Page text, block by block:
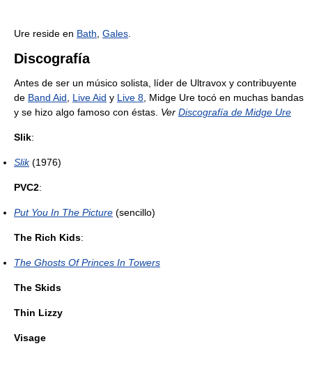
Ure reside en Bath Gales
Discografía
Antes de ser un músico solista, líder de Ultravox y contribuyente
de Band Aid Live Aid y Live 8 , Midge Ure tocó en muchas bandas
y se hizo algo famoso con éstas. Ver Discografía de Midge Ure
Slik:
Slik(1976)
PVC2:
Put You In The Picture (sencillo)
The Rich Kids:
The Ghosts Of Princes In Towers
The Skids
Thin Lizzy
Visage